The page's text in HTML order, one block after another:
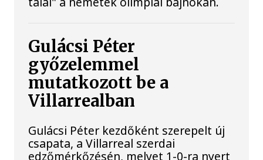
Gulácsi Péter
győzelemmel
mutatkozott be a
Villarrealban
Gulácsi Péter kezdőként szerepelt új
csapata, a Villarreal szerdai
edzőmérkőzésén, melyet 1-0-ra nyert